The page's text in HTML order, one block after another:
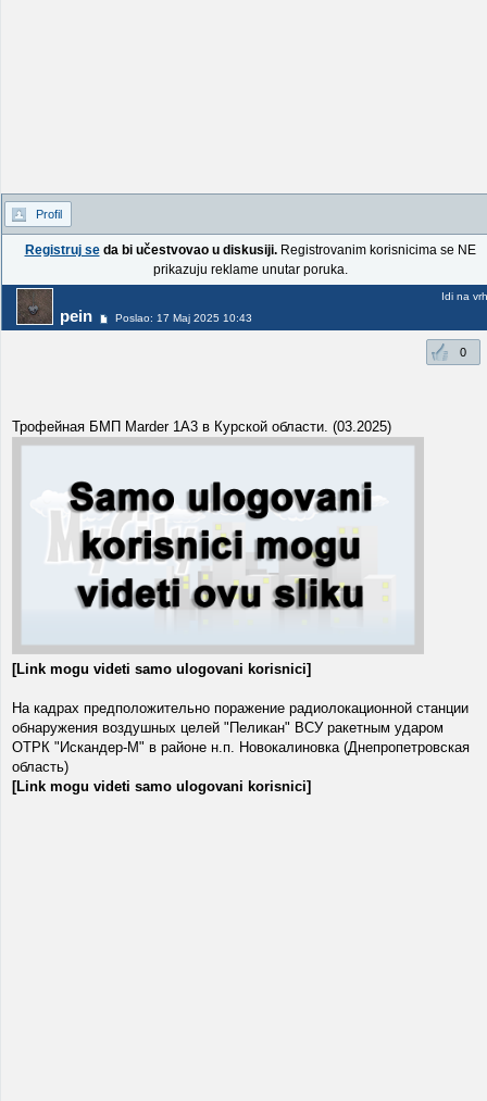
Profil
Registruj seda bi učestvovao u diskusiji.Registrovanim korisnicima se NE
prikazuju reklame unutar poruka.
pein Poslao: 17 Maj 2025 10:43
Idi na vrh
0
Трофейная БМП Marder 1A3 в Курской области. (03.2025)
[Link mogu videti samo ulogovani korisnici]
На кадрах предположительно поражение радиолокационной станции
обнаружения воздушных целей "Пеликан" ВСУ ракетным ударом
ОТРК "Искандер-М" в районе н.п. Новокалиновка (Днепропетровская
область)
[Link mogu videti samo ulogovani korisnici]